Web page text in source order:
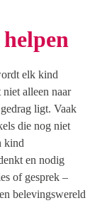
elk kind
alleen naar
ligt. Vaak
die nog niet
kind
en nodig
of gesprek –
belevingswereld